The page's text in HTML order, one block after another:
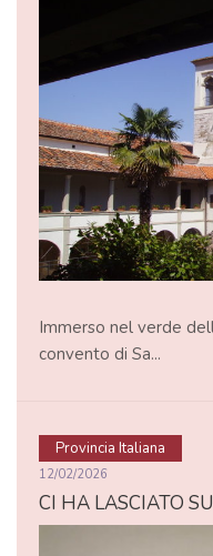
Immerso nel verde
convento di Sa...
Provincia Italiana
12/02/2026
CI HA LASCIATO